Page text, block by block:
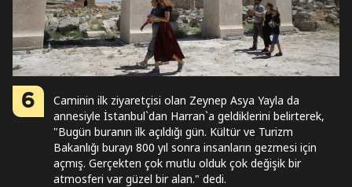
6
Caminin ilk ziyaretçisi olan Zeynep Asya Yayla da
annesiyle İstanbul`dan Harran`a geldiklerini belirterek,
"Bugün buranın ilk açıldığı gün. Kültür ve Turizm
Bakanlığı burayı 800 yıl sonra insanların gezmesi için
açmış. Gerçekten çok mutlu olduk çok değişik bir
atmosferi var güzel bir alan." dedi.